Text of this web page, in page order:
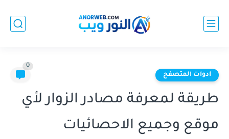
ادوات المتصفح
0
طريقة لمعرفة مصادر الزوار لأي
موقع وجميع الاحصائيات